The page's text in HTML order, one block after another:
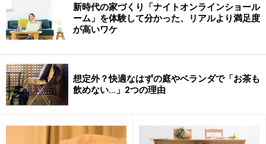
＜目次＞
ってくる
風水の金運は風に乗って西からやってくる
西の方位でアロマやお香をたくと更に金運アップ
しく過ごして
新時代の家づくり「ナイトオンラインショール
ーム」を体験して分かった、リアルより満足度
が高いワケ
想定外？快適なはずの庭やベランダで「お茶も
飲めない…」2つの理由